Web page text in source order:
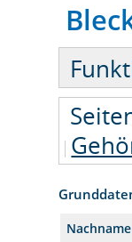
Nachname